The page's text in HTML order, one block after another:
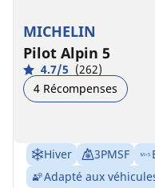
MICHELIN
Pilot Alpin 5
4.7/5 (262)
4 Récompenses
Hiver 3PMSF
Adapté aux